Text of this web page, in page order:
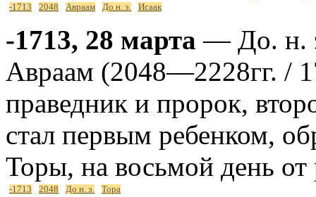
-1713 2048 Авраам До н. э. Исаак
-1713, 28 марта — До. н.
Авраам (2048—2228гг. /
праведник и пророк,
стал первым ребенком,
Торы, на восьмой день
-1713 2048 До н. э. Тора